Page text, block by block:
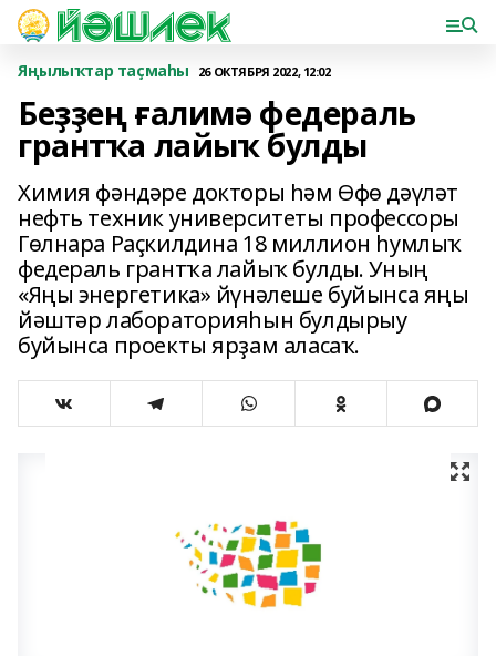
Яңылыҡтар таҫмаһы 26 ОКТЯБРЯ 2022, 12:02
Беҙҙең ғалимә федераль
грантҡа лайыҡ булды
Химия фәндәре докторы һәм Өфө дәүләт
нефть техник университеты профессоры
Гөлнара Раҫкилдина 18 миллион һумлыҡ
федераль грантҡа лайыҡ булды. Уның
«Яңы энергетика» йүнәлеше буйынса яңы
йәштәр лабораторияһын булдырыу
буйынса проекты ярҙам аласаҡ.